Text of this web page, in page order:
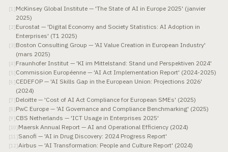
[1 ]McKinsey Global Institute — 'The State of AI in Europe 2025' (janvier
2025)
[2]Eurostat — 'Digital Economy and Society Statistics: AI Adoption in
Enterprises' (T1 2025)
[ 3]Boston Consulting Group — 'AI Value Creation in European Industry'
(mars 2025)
[4 ]Fraunhofer Institut — 'KI im Mittelstand: Stand und Perspektiven 2024'
[5]Commission Européenne — 'AI Act Implementation Report' (2024-2025)
[6 ]CEDEFOP — 'AI Skills Gap in the European Union: Projections 2026'
(2024)
[7 ]Deloitte — 'Cost of AI Act Compliance for European SMEs' (2025)
[8]PwC Europe — 'AI Governance and Compliance Benchmarking' (2025)
[9 ]CBS Netherlands — 'ICT Usage in Enterprises 2025'
[10]Maersk Annual Report — AI and Operational Efficiency (2024)
[11 ]Sanofi — 'AI in Drug Discovery: 2024 Progress Report'
[12]Airbus — 'AI Transformation: People and Culture Report' (2024)